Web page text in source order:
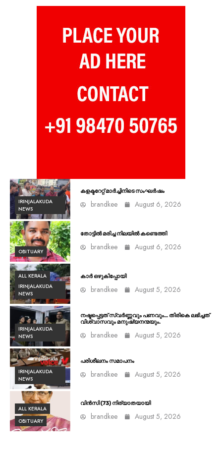
IRINJALAKUDA
NEWS
കളക്ടറേറ്റ് മാർച്ചിനിടെ സംഘർഷം
brandkee August 6, 2026
OBITUARY
തോട്ടിൽ മരിച്ച നിലയിൽ കണ്ടെത്തി
brandkee August 6, 2026
ALL KERALA
IRINJALAKUDA
NEWS
കാർ ഒഴുകിപ്പോയി
brandkee August 5, 2026
IRINJALAKUDA
NEWS
നഷ്ടപ്പെട്ടത് സ്വർണ്ണവും പണവും… തിരികെ ലഭിച്ചത്
വിശ്വാസവും മനുഷ്യനന്മയും.
brandkee August 5, 2026
IRINJALAKUDA
NEWS
പരിശീലനം സമാപനം
brandkee August 5, 2026
ALL KERALA
OBITUARY
വിൻസി (73) നിര്യാതയായി
brandkee August 5, 2026